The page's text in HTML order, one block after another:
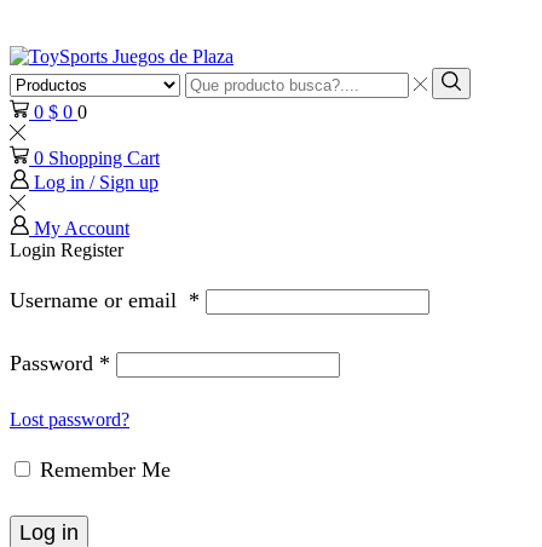
Search
input
Search
0 $ 0 0
0 Shopping Cart
Log in / Sign up
My Account
Login Register
Username or email *
Password *
Lost password?
Remember Me
Log in